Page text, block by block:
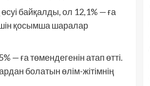
байқалды, ол 12,1% — ға
қосымша шаралар
— ға төмендегенін атап өтті.
болатын өлім-жітімнің